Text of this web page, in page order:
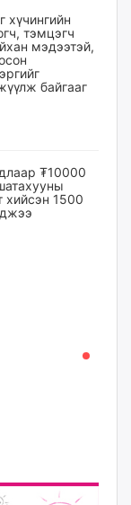
хүчингийн
тэмцэгч
мэдээтэй,
байгааг
₮10000
хийсэн 1500